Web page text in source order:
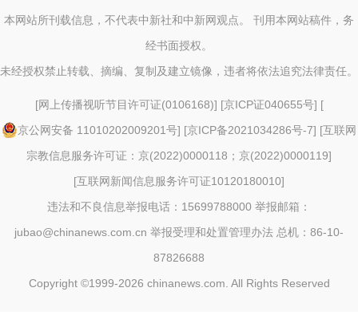
本网站所刊载信息，不代表中新社和中新网观点。 刊用本网站稿件，务
经书面授权。
未经授权禁止转载、摘编、复制及建立镜像，违者将依法追究法律责任。
[网上传播视听节目许可证(0106168)] [京ICP证040655号] [
京公网安备 11010202009201号] [京ICP备2021034286号-7] [互联网
宗教信息服务许可证：京(2022)0000118；京(2022)0000119]
[互联网新闻信息服务许可证10120180010]
违法和不良信息举报电话：15699788000 举报邮箱：
jubao@chinanews.com.cn 举报受理和处置管理办法 总机：86-10-
87826688
Copyright ©1999-2026 chinanews.com. All Rights Reserved